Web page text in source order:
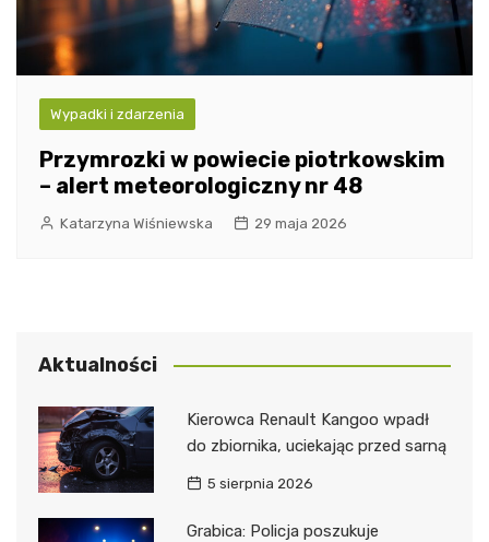
Wypadki i zdarzenia
Przymrozki w powiecie piotrkowskim
– alert meteorologiczny nr 48
Katarzyna Wiśniewska 29 maja 2026
Aktualności
Kierowca Renault Kangoo wpadł
do zbiornika, uciekając przed sarną
5 sierpnia 2026
Grabica: Policja poszukuje